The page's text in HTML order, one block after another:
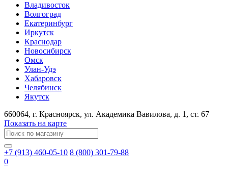
Владивосток
Волгоград
Екатеринбург
Иркутск
Краснодар
Новосибирск
Омск
Улан-Удэ
Хабаровск
Челябинск
Якутск
660064, г. Красноярск, ул. Академика Вавилова, д. 1, ст. 67
Показать на карте
+7 (913) 460-05-10 8 (800) 301-79-88
0